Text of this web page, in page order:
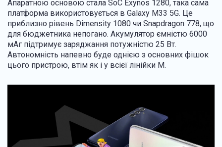
Апаратною основою стала SoC Exynos 1280, така сама
платформа використовується в Galaxy M33 5G. Це
приблизно рівень Dimensity 1080 чи Snapdragon 778, що
для бюджетника непогано. Акумулятор ємністю 6000
мАг підтримує заряджання потужністю 25 Вт.
Автономність напевно буде однією з основних фішок
цього пристрою, втім як і у всієї лінійки M.